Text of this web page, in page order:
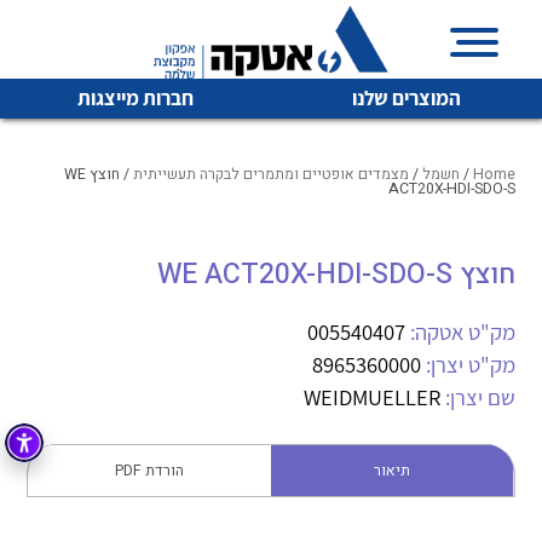
המוצרים שלנו חברות מייצגות
איכות | שרות | זמינות
והפצה של מוצרי
מיתוג, בקרה , ואינסטלציה חשמלית ופעילה ב7 תחומים:
חשמל מיתוג ואינסטלציה חשמלית
בקרה
זיווד
לכל מוצרי היצרן לכל מוצרי היצרן
לכל מוצרי היצרן לכל מוצרי היצרן
Home
/ חשמל / מצמדים אופטיים ומתמרים לבקרה תעשייתית / חוצץ WE
ACT20X-HDI-SDO-S
חוצץ WE ACT20X-HDI-SDO-S
מק"ט אטקה: 005540407
מק"ט יצרן: 8965360000
שם יצרן: WEIDMUELLER
תיאור הורדת PDF